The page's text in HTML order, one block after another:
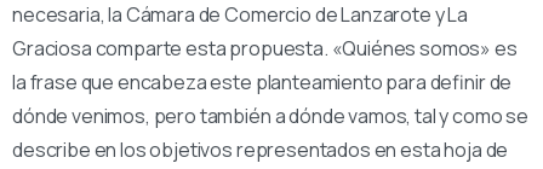
necesaria, la Cámara de Comercio de Lanzarote y La
Graciosa comparte esta propuesta. «Quiénes somos» es
la frase que encabeza este planteamiento para definir de
dónde venimos, pero también a dónde vamos, tal y como se
describe en los objetivos representados en esta hoja de